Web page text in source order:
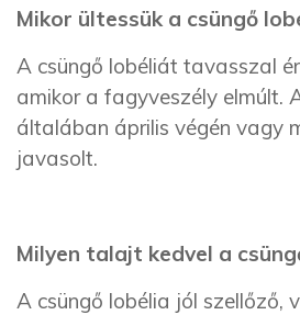
Mikor ültessük a csüngő
A csüngő lobéliát tavasszal
amikor a fagyveszély elmúlt.
általában április végén vagy
javasolt.
Milyen talajt kedvel a
A csüngő lobélia jól szellőző,